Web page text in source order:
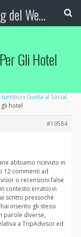
Booking Blog™ - Il blog del Web Marketing Turistico
Gli Hotel
turistici › Guida al Social
gli hotel
#19584
abbiamo ricevuto in
12 commenti ad
o recensioni false
contesto errato) in
scritto pressoché
inserito gli stessi
parole diverse,
a TripAdvisor ed